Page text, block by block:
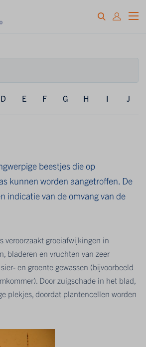
D E F G H I J
beestjes die op
kunnen worden aangetroffen. De
indicatie van de omvang van de
veroorzaakt groeiafwijkingen in
bladeren en vruchten van zeer
en groente gewassen (bijvoorbeeld
Door zuigschade in het blad,
plekjes, doordat plantencellen worden